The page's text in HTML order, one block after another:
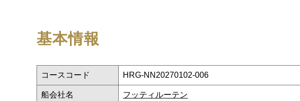
基本情報
コースコード HRG-NN20270102-006
船会社名 フッティルーテン